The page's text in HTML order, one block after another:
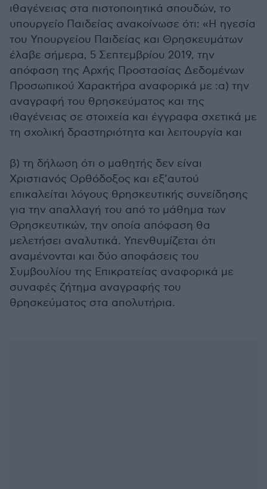
ιθαγένειας στα πιστοποιητικά σπουδών, το
υπουργείο Παιδείας ανακοίνωσε ότι: «Η ηγεσία
του Υπουργείου Παιδείας και Θρησκευμάτων
έλαβε σήμερα, 5 Σεπτεμβρίου 2019, την
απόφαση της Αρχής Προστασίας Δεδομένων
Προσωπικού Χαρακτήρα αναφορικά με :α) την
αναγραφή του θρησκεύματος και της
ιθαγένειας σε στοιχεία και έγγραφα σχετικά με
τη σχολική δραστηριότητα και λειτουργία και
β) τη δήλωση ότι ο μαθητής δεν είναι
Χριστιανός Ορθόδοξος και εξ’αυτού
επικαλείται λόγους θρησκευτικής συνείδησης
για την απαλλαγή του από το μάθημα των
Θρησκευτικών, την οποία απόφαση θα
μελετήσει αναλυτικά. Υπενθυμίζεται ότι
αναμένονται και δύο αποφάσεις του
Συμβουλίου της Επικρατείας αναφορικά με
συναφές ζήτημα αναγραφής του
θρησκεύματος στα απολυτήρια.